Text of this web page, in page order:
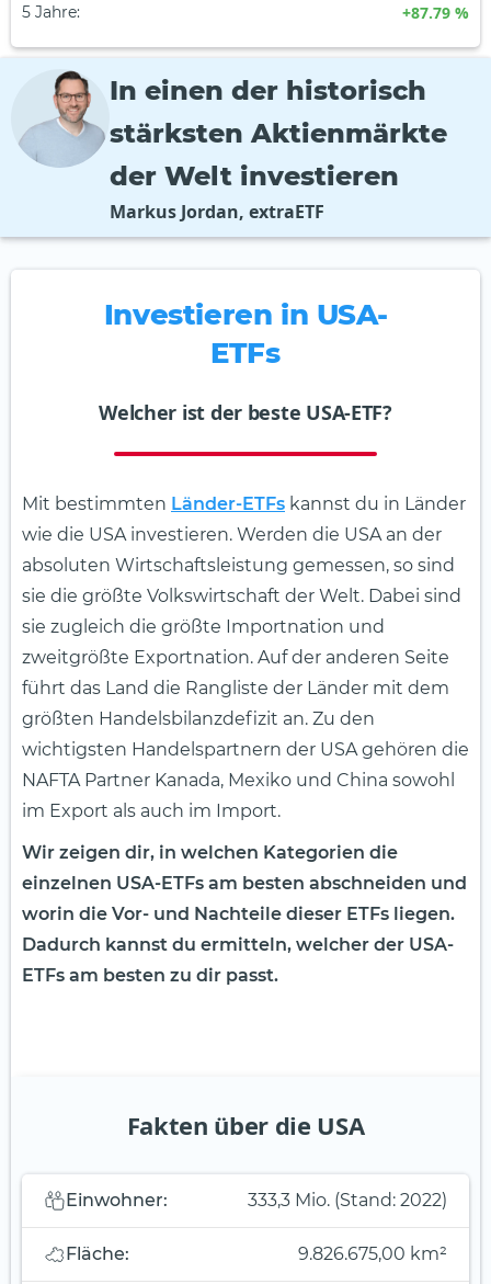
5 Jahre: +87.79 %
In einen der historisch
stärksten Aktienmärkte
der Welt investieren
Markus Jordan, extraETF
Investieren in USA-
ETFs
Welcher ist der beste USA-ETF?
Mit bestimmten Länder-ETFs kannst du in Länder
wie die USA investieren. Werden die USA an der
absoluten Wirtschaftsleistung gemessen, so sind
sie die größte Volkswirtschaft der Welt. Dabei sind
sie zugleich die größte Importnation und
zweitgrößte Exportnation. Auf der anderen Seite
führt das Land die Rangliste der Länder mit dem
größten Handelsbilanzdefizit an. Zu den
wichtigsten Handelspartnern der USA gehören die
NAFTA Partner Kanada, Mexiko und China sowohl
im Export als auch im Import.
Wir zeigen dir, in welchen Kategorien die
einzelnen USA-ETFs am besten abschneiden und
worin die Vor- und Nachteile dieser ETFs liegen.
Dadurch kannst du ermitteln, welcher der USA-
ETFs am besten zu dir passt.
Fakten über die USA
Einwohner: 333,3 Mio. (Stand: 2022)
Fläche: 9.826.675,00 km²